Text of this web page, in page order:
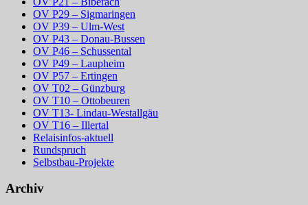
OV P29 – Sigmaringen
OV P39 – Ulm-West
OV P43 – Donau-Bussen
OV P46 – Schussental
OV P49 – Laupheim
OV P57 – Ertingen
OV T02 – Günzburg
OV T10 – Ottobeuren
OV T13- Lindau-Westallgäu
OV T16 – Illertal
Relaisinfos-aktuell
Rundspruch
Selbstbau-Projekte
Archiv